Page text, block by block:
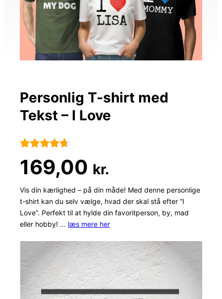
Personlig T-shirt med
Tekst – I Love
som4.6
ud af 5
baseret på
kundebedø
169,00 kr.
Vis din kærlighed – på din måde! Med denne personlige
t-shirt kan du selv vælge, hvad der skal stå efter “I
Love”. Perfekt til at hylde din favoritperson, by, mad
eller hobby! … læs mere her